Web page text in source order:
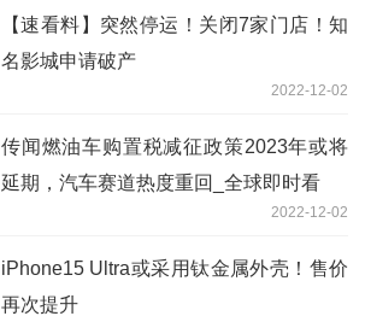
【速看料】突然停运！关闭7家门店！知
名影城申请破产
2022-12-02
传闻燃油车购置税减征政策2023年或将
延期，汽车赛道热度重回_全球即时看
2022-12-02
iPhone15 Ultra或采用钛金属外壳！售价
再次提升